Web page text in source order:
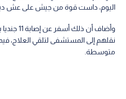
اليوم، داست قوة من جيش على عش
وأضاف أن
نقلهم إلى المستشفى لتلقي العلاج،
متوسطة.